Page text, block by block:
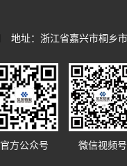
地址：浙江省嘉兴市桐乡
官方公众号 微信视频号